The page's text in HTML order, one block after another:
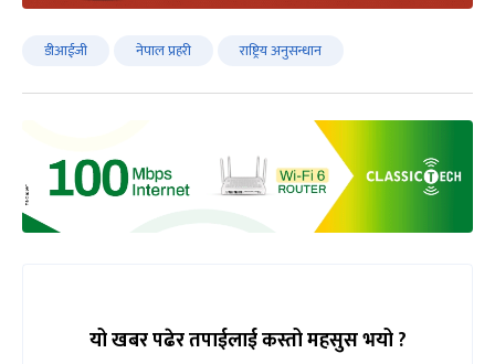
डीआईजी नेपाल प्रहरी राष्ट्रिय अनुसन्धान
यो खबर पढेर तपाईलाई कस्तो महसुस भयो ?